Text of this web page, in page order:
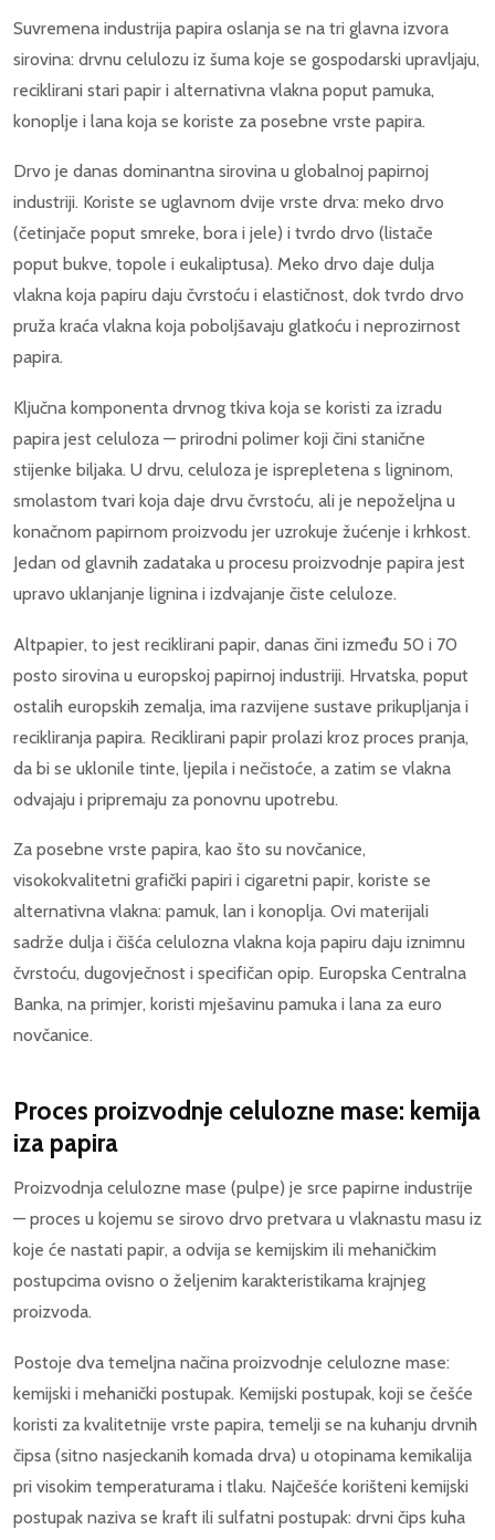
Suvremena industrija papira oslanja se na tri glavna izvora
sirovina: drvnu celulozu iz šuma koje se gospodarski upravljaju,
reciklirani stari papir i alternativna vlakna poput pamuka,
konoplje i lana koja se koriste za posebne vrste papira.
Drvo je danas dominantna sirovina u globalnoj papirnoj
industriji. Koriste se uglavnom dvije vrste drva: meko drvo
(četinjače poput smreke, bora i jele) i tvrdo drvo (listače
poput bukve, topole i eukaliptusa). Meko drvo daje dulja
vlakna koja papiru daju čvrstoću i elastičnost, dok tvrdo drvo
pruža kraća vlakna koja poboljšavaju glatkoću i neprozirnost
papira.
Ključna komponenta drvnog tkiva koja se koristi za izradu
papira jest celuloza — prirodni polimer koji čini stanične
stijenke biljaka. U drvu, celuloza je isprepletena s ligninom,
smolastom tvari koja daje drvu čvrstoću, ali je nepoželjna u
konačnom papirnom proizvodu jer uzrokuje žućenje i krhkost.
Jedan od glavnih zadataka u procesu proizvodnje papira jest
upravo uklanjanje lignina i izdvajanje čiste celuloze.
Altpapier, to jest reciklirani papir, danas čini između 50 i 70
posto sirovina u europskoj papirnoj industriji. Hrvatska, poput
ostalih europskih zemalja, ima razvijene sustave prikupljanja i
recikliranja papira. Reciklirani papir prolazi kroz proces pranja,
da bi se uklonile tinte, ljepila i nečistoće, a zatim se vlakna
odvajaju i pripremaju za ponovnu upotrebu.
Za posebne vrste papira, kao što su novčanice,
visokokvalitetni grafički papiri i cigaretni papir, koriste se
alternativna vlakna: pamuk, lan i konoplja. Ovi materijali
sadrže dulja i čišća celulozna vlakna koja papiru daju iznimnu
čvrstoću, dugovječnost i specifičan opip. Europska Centralna
Banka, na primjer, koristi mješavinu pamuka i lana za euro
novčanice.
Proces proizvodnje celulozne mase: kemija
iza papira
Proizvodnja celulozne mase (pulpe) je srce papirne industrije
— proces u kojemu se sirovo drvo pretvara u vlaknastu masu iz
koje će nastati papir, a odvija se kemijskim ili mehaničkim
postupcima ovisno o željenim karakteristikama krajnjeg
proizvoda.
Postoje dva temeljna načina proizvodnje celulozne mase:
kemijski i mehanički postupak. Kemijski postupak, koji se češće
koristi za kvalitetnije vrste papira, temelji se na kuhanju drvnih
čipsa (sitno nasjeckanih komada drva) u otopinama kemikalija
pri visokim temperaturama i tlaku. Najčešće korišteni kemijski
postupak naziva se kraft ili sulfatni postupak: drvni čips kuha